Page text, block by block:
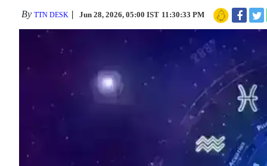
By TTN DESK Jun 28, 2026, 05:00 IST 11:30:33 PM